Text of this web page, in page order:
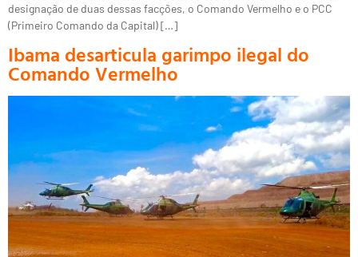
designação de duas dessas facções, o Comando Vermelho e o PCC
(Primeiro Comando da Capital) […]
Ibama desarticula garimpo ilegal do
Comando Vermelho